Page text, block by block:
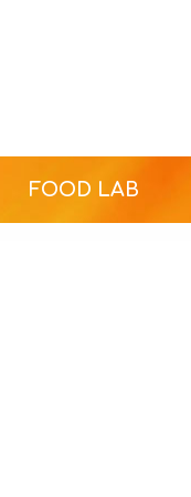
FOOD LAB